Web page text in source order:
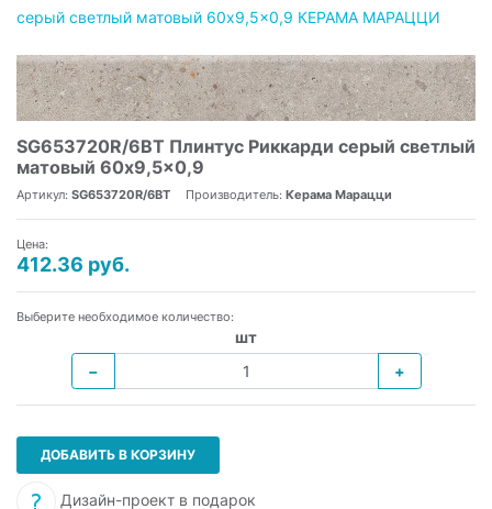
серый светлый матовый 60x9,5x0,9 КЕРАМА МАРАЦЦИ
SG653720R/6BT Плинтус Риккарди серый светлый
матовый 60x9,5x0,9
Артикул: SG653720R/6BT Производитель: Керама Марацци
Цена:
412.36 руб.
Выберите необходимое количество:
шт
−
+
ДОБАВИТЬ В КОРЗИНУ
Дизайн-проект в подарок